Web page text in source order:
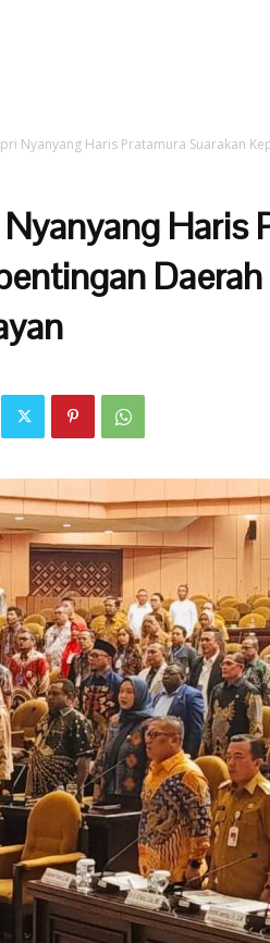
Nyanyang Haris Pratamura Suarakan
Haris